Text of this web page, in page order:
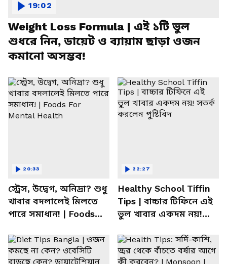
Weight Loss Formula | এই ১টি ভুল
শুধরে নিন, ডায়েট ও ব্যায়াম ছাড়া ওজন
কমানো অসম্ভব!
19:02
স্ট্রেস, উদ্বেগ, অনিদ্রা? শুধু
খাবার বদলালেই মিলতে
পারে সমাধান! | Foods
20:33
Healthy School Tiffin
Tips | বাচ্চার টিফিনে এই
ভুল খাবার একদম নয়!
22:27